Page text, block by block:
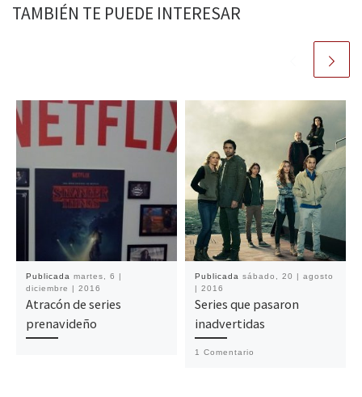
TAMBIÉN TE PUEDE INTERESAR
Publicada martes, 6 |
diciembre | 2016
Atracón de series
prenavideño
Publicada sábado, 20 | agosto
| 2016
Series que pasaron
inadvertidas
1 Comentario